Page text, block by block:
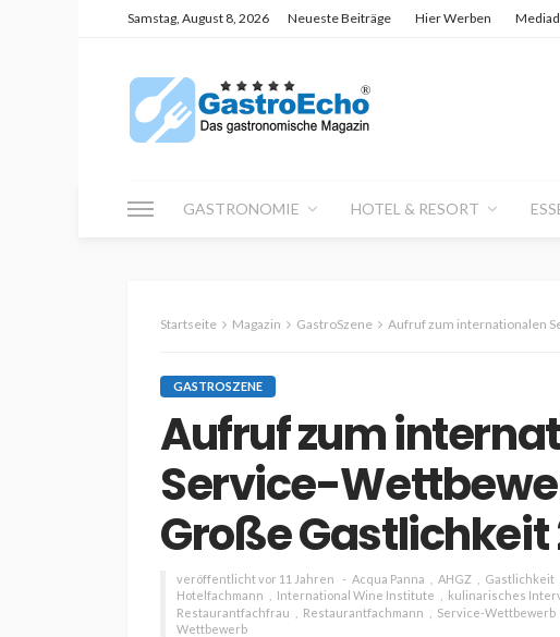
Samstag, August 8, 2026 Neueste Beiträge Hier Werben
GASTRONOMIE HOTEL & RESORT
Startseite Magazin GastroSzene Aufruf zum internationalen
GASTROSZENE
Aufruf zum
Service-
Große Gastlichkeit
veröffentlicht vor 11 Jahren Acqua Panna AHGZ Gastlichkeit
Hotelfachmann
International Wine Institute kulinarisches
Restaurantfachfrau
Restaurantfachmann Service-Wettbewerb
Wettbewerb